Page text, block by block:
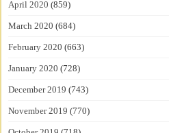
April 2020 (859)
March 2020 (684)
February 2020 (663)
January 2020 (728)
December 2019 (743)
November 2019 (770)